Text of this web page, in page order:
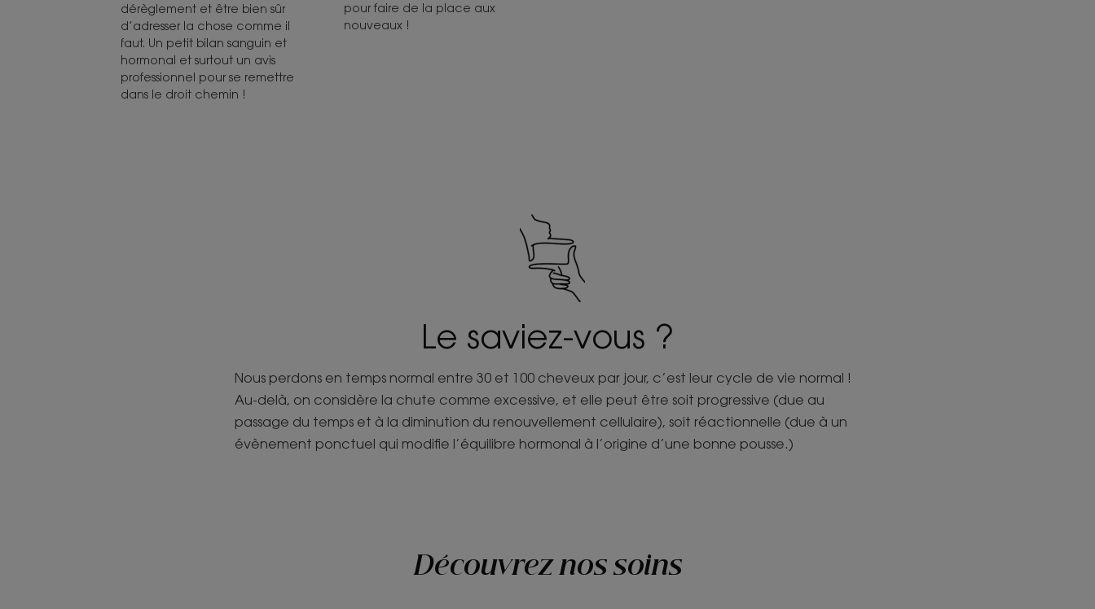
dérèglement et être bien sûr
d’adresser la chose comme il
faut. Un petit bilan sanguin et
hormonal et surtout un avis
professionnel pour se remettre
dans le droit chemin !
pour faire de la place aux
nouveaux !
Le saviez-vous ?
Nous perdons en temps normal entre 30 et 100 cheveux par jour, c’est leur cycle de vie normal !
Au-delà, on considère la chute comme excessive, et elle peut être soit progressive (due au
passage du temps et à la diminution du renouvellement cellulaire), soit réactionnelle (due à un
évènement ponctuel qui modifie l’équilibre hormonal à l’origine d’une bonne pousse.)
Découvrez nos soins